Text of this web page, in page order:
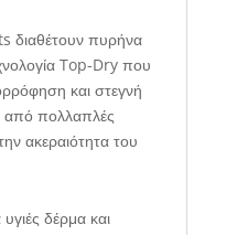
διαθέτουν πυρήνα
Top-Dry που
και στεγνή
από πολλαπλές
ακεραιότητα του
δέρμα και